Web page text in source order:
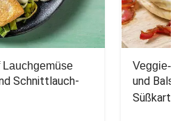
Lauchgemüse
Schnittlauch-
Veggie-
und